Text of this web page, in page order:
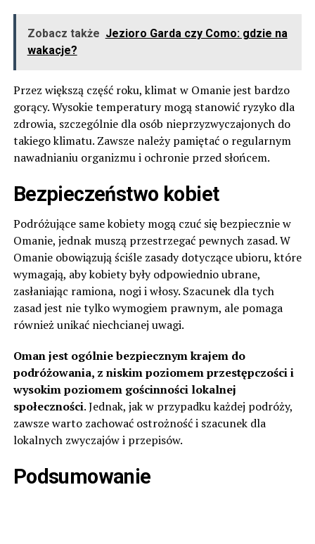
Zobacz także Jezioro Garda czy Como: gdzie na
wakacje?
Przez większą część roku, klimat w Omanie jest bardzo
gorący. Wysokie temperatury mogą stanowić ryzyko dla
zdrowia, szczególnie dla osób nieprzyzwyczajonych do
takiego klimatu. Zawsze należy pamiętać o regularnym
nawadnianiu organizmu i ochronie przed słońcem.
Bezpieczeństwo kobiet
Podróżujące same kobiety mogą czuć się bezpiecznie w
Omanie, jednak muszą przestrzegać pewnych zasad. W
Omanie obowiązują ściśle zasady dotyczące ubioru, które
wymagają, aby kobiety były odpowiednio ubrane,
zasłaniając ramiona, nogi i włosy. Szacunek dla tych
zasad jest nie tylko wymogiem prawnym, ale pomaga
również unikać niechcianej uwagi.
Oman jest ogólnie bezpiecznym krajem do
podróżowania, z niskim poziomem przestępczości i
wysokim poziomem gościnności lokalnej
społeczności. Jednak, jak w przypadku każdej podróży,
zawsze warto zachować ostrożność i szacunek dla
lokalnych zwyczajów i przepisów.
Podsumowanie